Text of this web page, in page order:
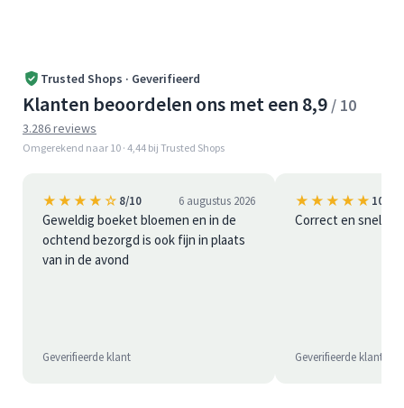
Trusted Shops · Geverifieerd
Klanten beoordelen ons met een 8,9 / 10
3.286 reviews
Omgerekend naar 10 · 4,44 bij Trusted Shops
★★★★☆ 8/10 6 augustus 2026
Geweldig boeket bloemen en in de
ochtend bezorgd is ook fijn in plaats
van in de avond
Geverifieerde klant
★★★★★ 10/10
Correct en snel
Geverifieerde klant